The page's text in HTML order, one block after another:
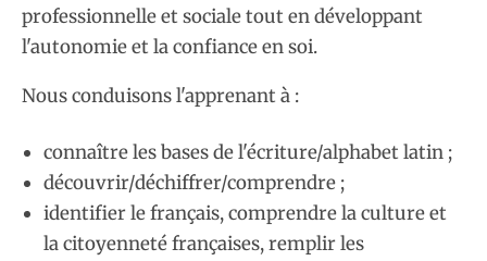
professionnelle et sociale tout en développant
l'autonomie et la confiance en soi.
Nous conduisons l'apprenant à :
connaître les bases de l'écriture/alphabet latin ;
découvrir/déchiffrer/comprendre ;
identifier le français, comprendre la culture et
la citoyenneté françaises, remplir les